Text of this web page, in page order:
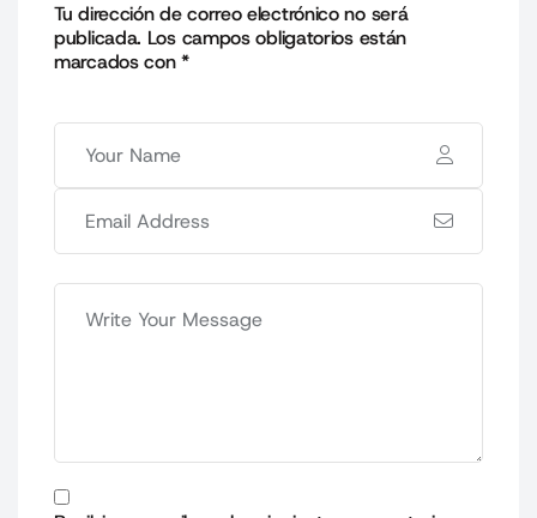
Tu dirección de correo electrónico no será
publicada. Los campos obligatorios están
marcados con*